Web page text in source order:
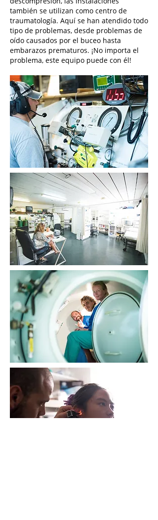
también se utilizan como centro de
traumatología. Aquí se han atendido todo
tipo de problemas, desde problemas de
oído causados por el buceo hasta
embarazos prematuros. ¡No importa el
problema, este equipo puede con él!